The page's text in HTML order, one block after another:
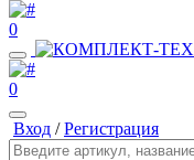
0
0
Вход /Регистрация